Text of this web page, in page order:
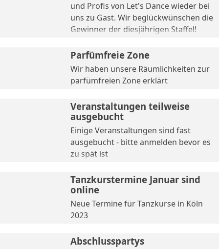
und Profis von Let's Dance wieder bei
uns zu Gast. Wir beglückwünschen die
Gewinner der diesjährigen Staffel!
Parfümfreie Zone
Wir haben unsere Räumlichkeiten zur
parfümfreien Zone erklärt
Veranstaltungen teilweise
ausgebucht
Einige Veranstaltungen sind fast
ausgebucht - bitte anmelden bevor es
zu spät ist
Tanzkurstermine Januar sind
online
Neue Termine für Tanzkurse in Köln
2023
Abschlusspartys